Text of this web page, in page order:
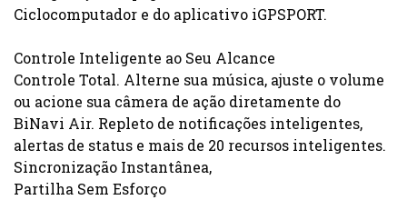
Ciclocomputador e do aplicativo iGPSPORT.
Controle Inteligente ao Seu Alcance
Controle Total. Alterne sua música, ajuste o volume
ou acione sua câmera de ação diretamente do
BiNavi Air. Repleto de notificações inteligentes,
alertas de status e mais de 20 recursos inteligentes.
Sincronização Instantânea,
Partilha Sem Esforço